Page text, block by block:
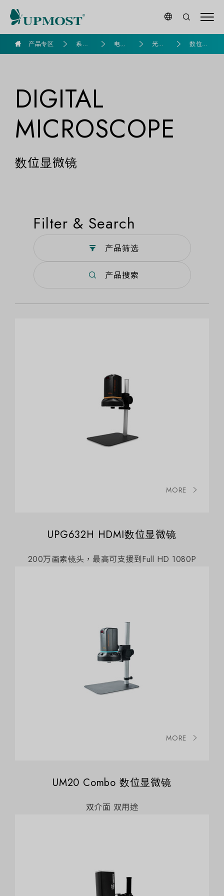
goldennet
产品专区 系列 电脑
组装
光学 数位显
微镜
DIGITAL
MICROSCOPE
数位显微镜
Filter & Search
产品筛选
产品搜索
MORE
UPG632H HDMI数位显微镜
200万画素镜头，最高可支援到Full HD 1080P
MORE
UM20 Combo 数位显微镜
双介面 双用途